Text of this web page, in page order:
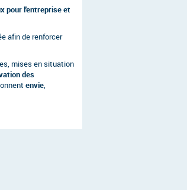
pour l'entreprise et
afin de renforcer
mises en situation
des
envie,